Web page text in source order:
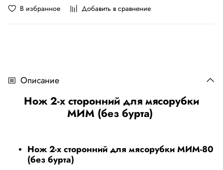
В избранное Добавить в сравнение
Описание
Нож 2-х сторонний для мясорубки
МИМ (без бурта)
Нож 2-х сторонний для мясорубки МИМ-80
(без бурта)